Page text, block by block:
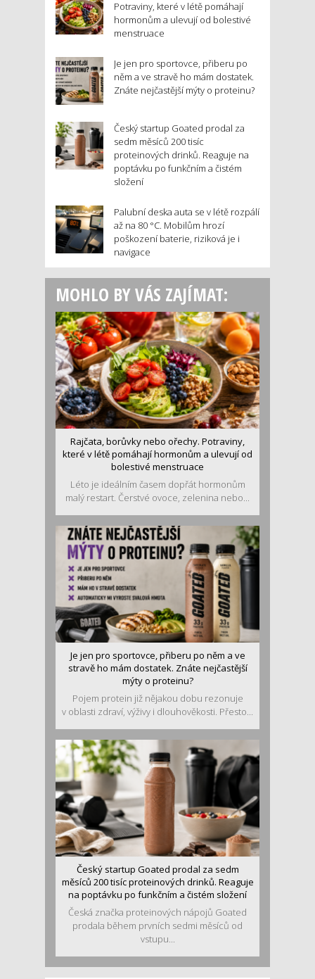
Potraviny, které v létě pomáhají
hormonům a ulevují od bolestivé
menstruace
Je jen pro sportovce, přiberu po
něm a ve stravě ho mám dostatek.
Znáte nejčastější mýty o proteinu?
Český startup Goated prodal za
sedm měsíců 200 tisíc
proteinových drinků. Reaguje na
poptávku po funkčním a čistém
složení
Palubní deska auta se v létě rozpálí
až na 80 °C. Mobilům hrozí
poškození baterie, riziková je i
navigace
MOHLO BY VÁS ZAJÍMAT:
Rajčata, borůvky nebo ořechy. Potraviny,
které v létě pomáhají hormonům a ulevují od
bolestivé menstruace
Léto je ideálním časem dopřát hormonům
malý restart. Čerstvé ovoce, zelenina nebo...
Je jen pro sportovce, přiberu po něm a ve
stravě ho mám dostatek. Znáte nejčastější
mýty o proteinu?
Pojem protein již nějakou dobu rezonuje
v oblasti zdraví, výživy i dlouhověkosti. Přesto...
Český startup Goated prodal za sedm
měsíců 200 tisíc proteinových drinků. Reaguje
na poptávku po funkčním a čistém složení
Česká značka proteinových nápojů Goated
prodala během prvních sedmi měsíců od
vstupu...